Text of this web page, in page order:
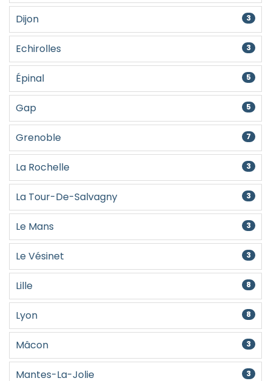
Dijon 3
Echirolles 3
Épinal 5
Gap 5
Grenoble 7
La Rochelle 3
La Tour-De-Salvagny 3
Le Mans 3
Le Vésinet 3
Lille 8
Lyon 8
Mâcon 3
Mantes-La-Jolie 3